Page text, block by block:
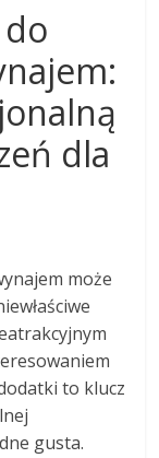
dla
może
to klucz
gusta.